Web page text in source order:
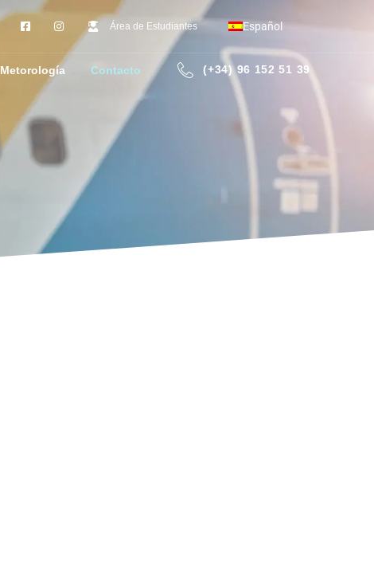
Área de Estudiantes Español
Metorología Contacto (+34) 96 152 51 39